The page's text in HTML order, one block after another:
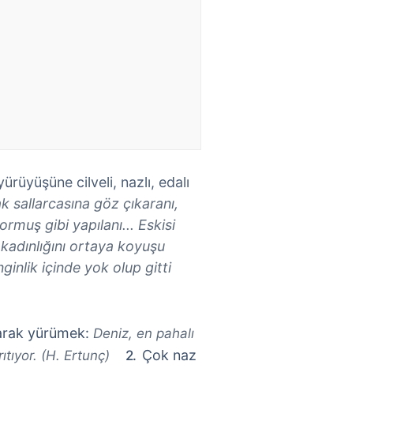
cilveli, nazlı, edalı
sallarcasına göz çıkaranı,
gibi yapılanı... Eskisi
ortaya koyuşu
içinde yok olup gitti
yürümek: Deniz, en pahalı
(H. Ertunç)
Çok naz